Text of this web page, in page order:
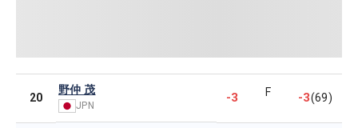
20
野仲 茂
JPN
-3 F -3(69)